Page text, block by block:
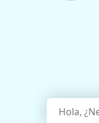
Hola,